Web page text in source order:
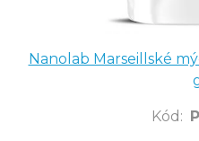
Nanolab Marseillské
Kód :